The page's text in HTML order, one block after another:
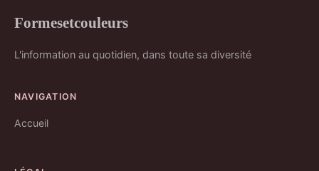
Formesetcouleurs
L'information au quotidien, dans toute sa diversité
NAVIGATION
Accueil